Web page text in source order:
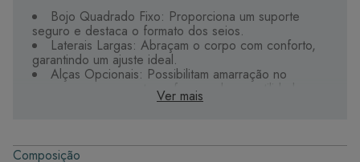
Bojo Quadrado Fixo: Proporciona um suporte
seguro e destaca o formato dos seios.
Laterais Largas: Abraçam o corpo com conforto,
garantindo um ajuste ideal.
Alças Opcionais: Possibilitam amarração no
pescoço ou nas costas, oferecendo versatilidade.
Base Estável: Fixa o sutiã no lugar, oferecendo
aviamento dourado que adiciona brilho e sofisticação
Ver mais
Composição